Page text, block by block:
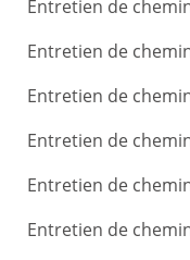
Entretien de
Entretien de
Entretien de
Entretien de
Entretien de
Entretien de